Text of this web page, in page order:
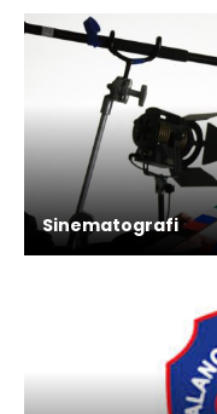
Sinematografi